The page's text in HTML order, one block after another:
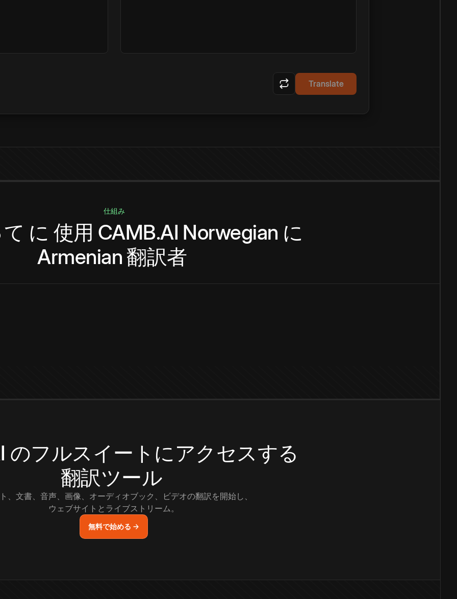
Translate
仕組み
に 使用 CAMB.AI Norwegian に
Armenian 翻訳者
のフルスイートにアクセスする
翻訳ツール
、文書、音声、画像、オーディオブック、ビデオの翻訳を開始し、
ウェブサイトとライブストリーム。
無料で始める →